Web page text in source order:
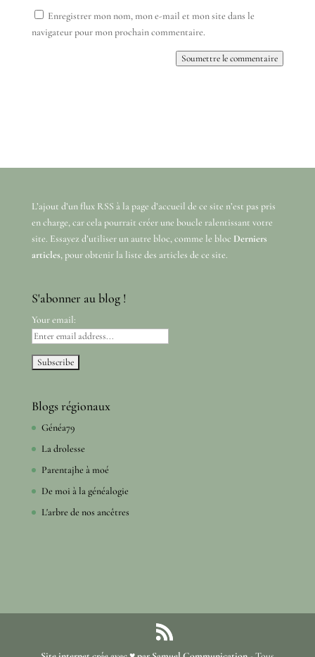
Enregistrer mon nom, mon e-mail et mon site dans le
navigateur pour mon prochain commentaire.
Soumettre le commentaire
L’ajout d’un flux RSS à la page d’accueil de ce site n’est pas pris
en charge, car cela pourrait créer une boucle ralentissant votre
site. Essayez d’utiliser un autre bloc, comme le bloc Derniers
articles, pour obtenir la liste des articles de ce site.
S'abonner au blog !
Your email:
Blogs régionaux
Généa79
La drolesse
Parentajhe à moé
De moi à la généalogie
L'arbre de nos ancêtres